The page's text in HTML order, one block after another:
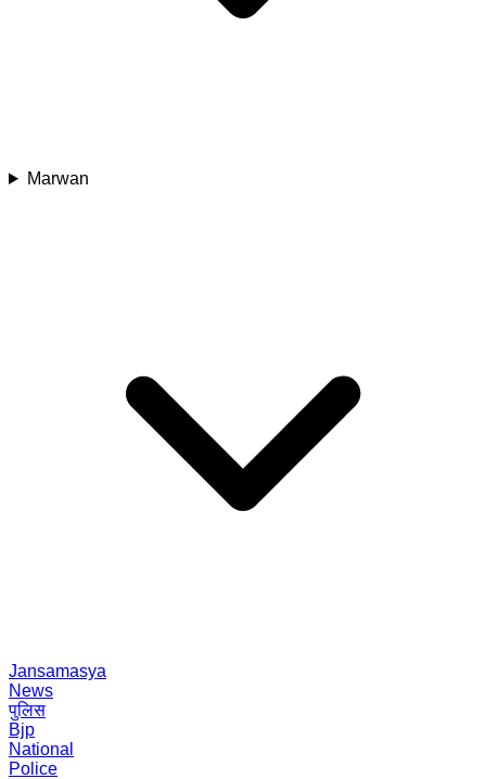
Marwan
Jansamasya
News
पुलिस
Bjp
National
Police